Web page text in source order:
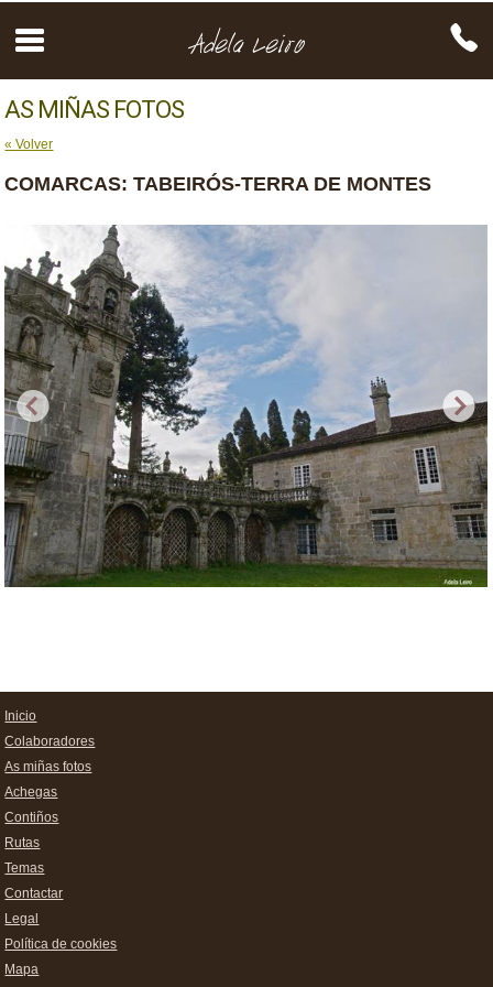
AS MIÑAS FOTOS
« Volver
COMARCAS: TABEIRÓS-TERRA DE MONTES
Inicio
Colaboradores
As miñas fotos
Achegas
Contiños
Rutas
Temas
Contactar
Legal
Política de cookies
Mapa